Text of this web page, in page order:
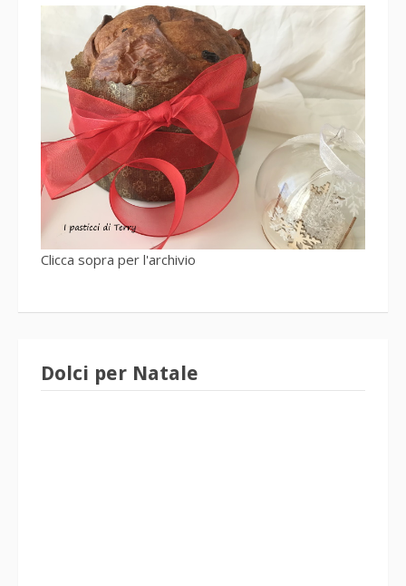
Clicca sopra per l'archivio
Dolci per Natale